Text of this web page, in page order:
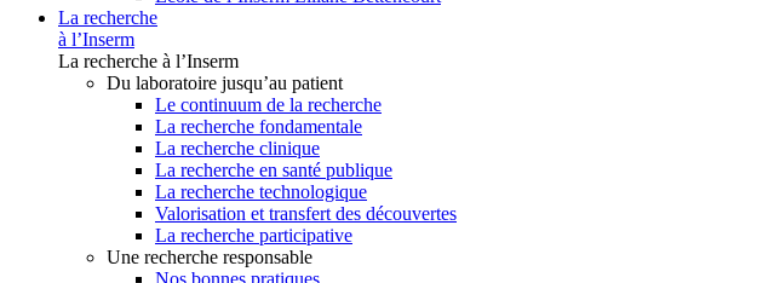
La recherche
à l’Inserm
La recherche à l’Inserm
Du laboratoire jusqu’au patient
Le continuum de la recherche
La recherche fondamentale
La recherche clinique
La recherche en santé publique
La recherche technologique
Valorisation et transfert des découvertes
La recherche participative
Une recherche responsable
Nos bonnes pratiques